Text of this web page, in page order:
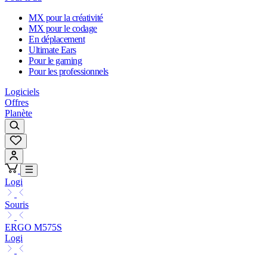
MX pour la créativité
MX pour le codage
En déplacement
Ultimate Ears
Pour le gaming
Pour les professionnels
Logiciels
Offres
Planète
Logi
Souris
ERGO M575S
Logi